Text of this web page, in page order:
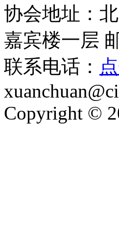
协会地址：
嘉宾楼一层
联系电话：
Copyright ©